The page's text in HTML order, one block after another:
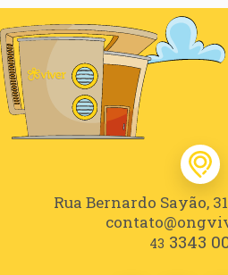
Rua Bernardo Sayão,
43 3343